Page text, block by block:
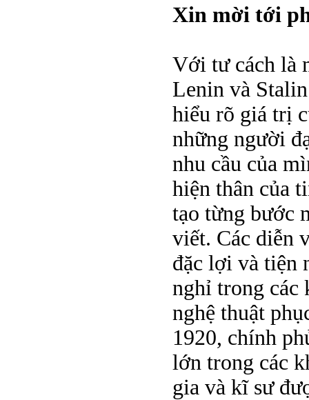
Xin mời tới
Với tư cách là
Lenin và
hiểu rõ giá trị
những người
nhu cầu của
hiện thân của
tạo từng bước
viết. Các diễn
đặc lợi và tiện
nghỉ trong các
nghệ thuật
1920, chính
lớn trong các
gia và kĩ sư